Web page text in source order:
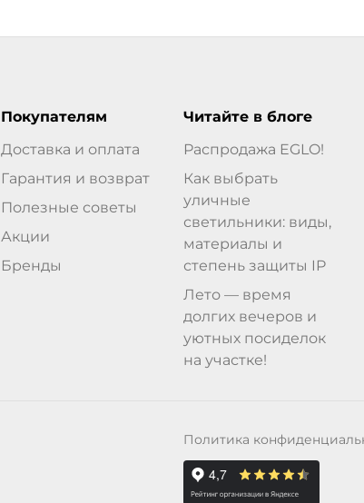
Покупателям
Доставка и оплата
Гарантия и возврат
Полезные советы
Акции
Бренды
Читайте в блоге
Распродажа EGLO!
Как выбрать
уличные
светильники: виды,
материалы и
степень защиты IP
Лето — время
долгих вечеров и
уютных посиделок
на участке!
Политика